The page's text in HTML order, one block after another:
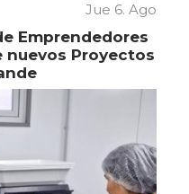
Jue 6. Ago
Emprendedores
nuevos Proyectos